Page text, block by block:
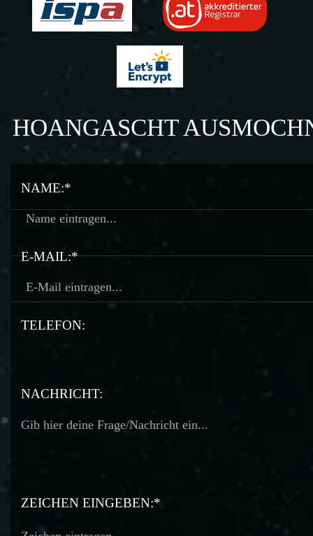
HOANGASCHT
NAME:*
E-MAIL:*
TELEFON:
TELEFON:
NACHRICHT:
ZEICHEN EINGEBEN:*